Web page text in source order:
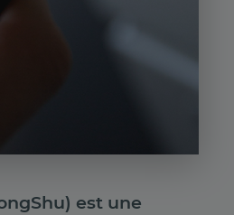
est une